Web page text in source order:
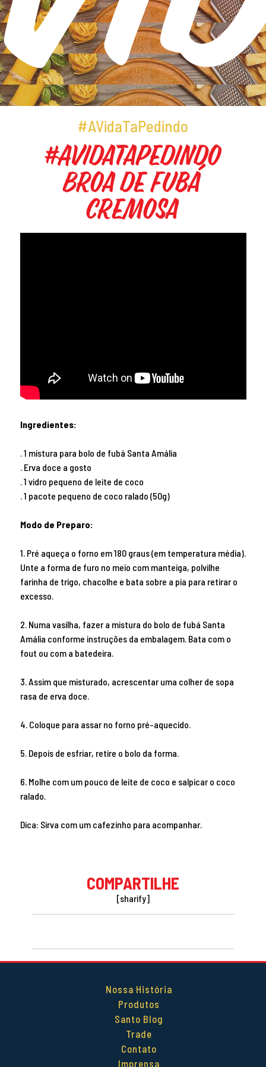
#AVidaTaPedindo
#AVidaTaPedindo
Broa de Fubá
Cremosa
Ingredientes:
. 1 mistura para bolo de fubá Santa Amália
. Erva doce a gosto
. 1 vidro pequeno de leite de coco
. 1 pacote pequeno de coco ralado (50g)
Modo de Preparo:
1. Pré aqueça o forno em 180 graus (em temperatura média).
Unte a forma de furo no meio com manteiga, polvilhe
farinha de trigo, chacolhe e bata sobre a pia para retirar o
excesso.
2. Numa vasilha, fazer a mistura do bolo de fubá Santa
Amália conforme instruções da embalagem. Bata com o
fout ou com a batedeira.
3. Assim que misturado, acrescentar uma colher de sopa
rasa de erva doce.
4. Coloque para assar no forno pré-aquecido.
5. Depois de esfriar, retire o bolo da forma.
6. Molhe com um pouco de leite de coco e salpicar o coco
ralado.
Dica: Sirva com um cafezinho para acompanhar.
COMPARTILHE
[sharify]
Nossa História
Produtos
Santo Blog
Trade
Contato
Imprensa